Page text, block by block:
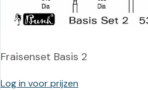
Fraisenset Basis 2
Log in voor prijzen